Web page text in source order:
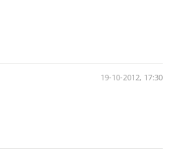
19-10-2012, 17:30